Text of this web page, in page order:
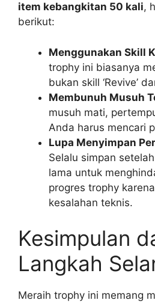
item kebangkitan 50 kali,
berikut:
Menggunakan Skill
trophy ini biasanya
bukan skill ‘Revive’
Membunuh Musuh
musuh mati,
Anda harus mencari
Lupa Menyimpan
Selalu simpan
lama untuk
progres trophy
kesalahan teknis.
Kesimpulan
Langkah
Meraih trophy ini memang